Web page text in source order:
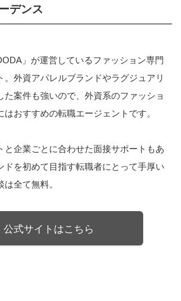
デンス
」が運営しているファッション専門
。外資アパレルブランドやラグジュアリ
た案件も強いので、外資系のファッショ
はおすすめの転職エージェントです。
と企業ごとに合わせた面接サポートもあ
ドを初めて目指す転職者にとって手厚い
全て無料。
公式サイトはこちら